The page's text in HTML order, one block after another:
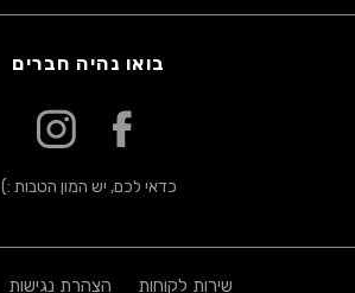
בואו נהיה חברים
כדאי לכם, יש המון הטבות :)
שירות לקוחות הצהרת נגישות